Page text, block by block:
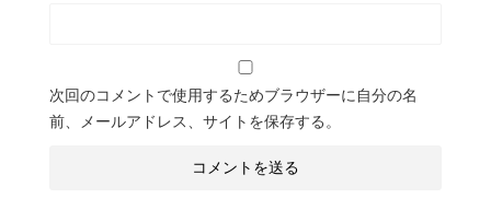
次回のコメントで使用するためブラウザーに自分の名
前、メールアドレス、サイトを保存する。